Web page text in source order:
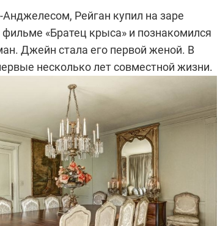
Рейган купил на заре
«Братец крыса» и познакомился
Джейн стала его первой женой. В
несколько лет совместной жизни.